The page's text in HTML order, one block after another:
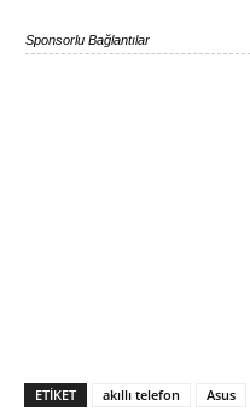
Sponsorlu Bağlantılar
ETIKET akıllı telefon Asus